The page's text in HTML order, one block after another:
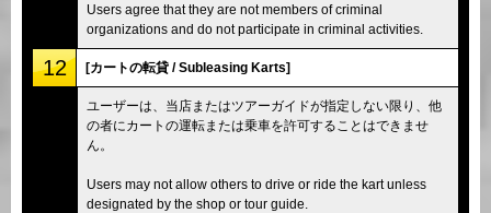
Users agree that they are not members of criminal
organizations and do not participate in criminal activities.
12 [カートの転貸 / Subleasing Karts]
ユーザーは、当店またはツアーガイドが指定しない限り、他
の者にカートの運転または乗車を許可することはできませ
ん。
Users may not allow others to drive or ride the kart unless
designated by the shop or tour guide.